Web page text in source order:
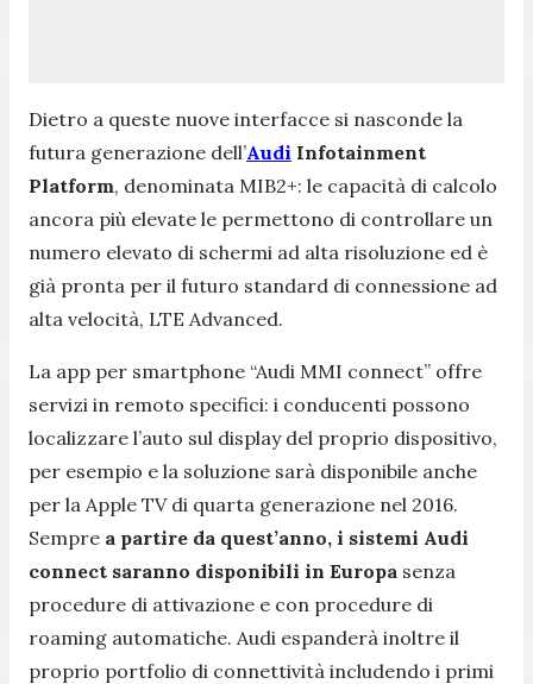
Dietro a queste nuove interfacce si nasconde la
futura generazione dell’Audi Infotainment
Platform, denominata MIB2+: le capacità di calcolo
ancora più elevate le permettono di controllare un
numero elevato di schermi ad alta risoluzione ed è
già pronta per il futuro standard di connessione ad
alta velocità, LTE Advanced.
La app per smartphone “Audi MMI connect” offre
servizi in remoto specifici: i conducenti possono
localizzare l’auto sul display del proprio dispositivo,
per esempio e la soluzione sarà disponibile anche
per la Apple TV di quarta generazione nel 2016.
Sempre a partire da quest’anno, i sistemi Audi
connect saranno disponibili in Europa senza
procedure di attivazione e con procedure di
roaming automatiche. Audi espanderà inoltre il
proprio portfolio di connettività includendo i primi